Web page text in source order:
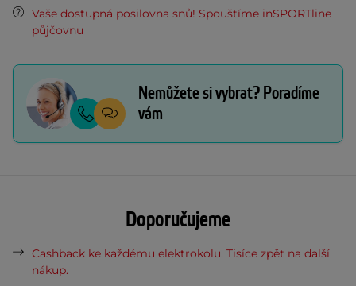
Vaše dostupná posilovna snů! Spouštíme inSPORTline
půjčovnu
Nemůžete si vybrat? Poradíme
vám
Doporučujeme
Cashback ke každému elektrokolu. Tisíce zpět na další
nákup.